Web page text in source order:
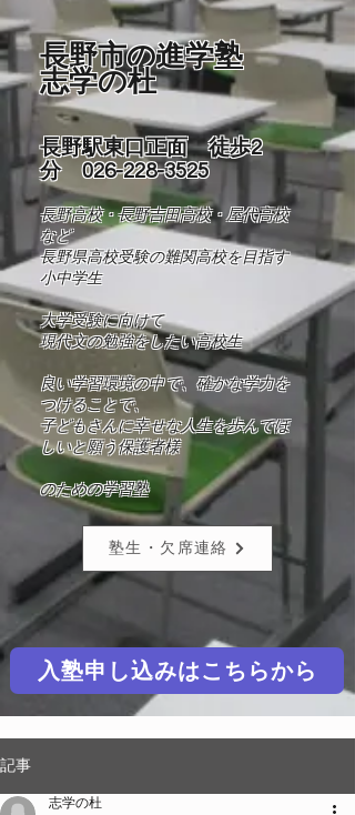
塾生・欠席連絡
長野市の進学塾
志学の杜
長野駅東口正面 徒歩2
分026-228-3525
長野高校・長野吉田高校・屋代高校
など
長野県高校受験の難関高校を目指す
小中学生
​大学受験に向けて
現代文の勉強をしたい高校生
良い学習環境の中で、確かな学力を
つけることで、
​子どもさんに幸せな人生を歩んでほ
しいと願う保護者様
​​のための学習塾
入塾申し込みはこちらから
記事
志学の杜